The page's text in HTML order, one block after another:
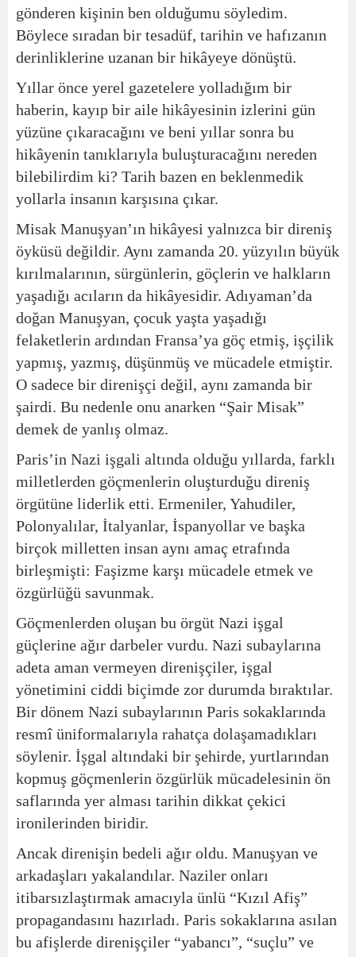
gönderen kişinin ben olduğumu söyledim.
Böylece sıradan bir tesadüf, tarihin ve hafızanın
derinliklerine uzanan bir hikâyeye dönüştü.
Yıllar önce yerel gazetelere yolladığım bir
haberin, kayıp bir aile hikâyesinin izlerini gün
yüzüne çıkaracağını ve beni yıllar sonra bu
hikâyenin tanıklarıyla buluşturacağını nereden
bilebilirdim ki? Tarih bazen en beklenmedik
yollarla insanın karşısına çıkar.
Misak Manuşyan’ın hikâyesi yalnızca bir direniş
öyküsü değildir. Aynı zamanda 20. yüzyılın büyük
kırılmalarının, sürgünlerin, göçlerin ve halkların
yaşadığı acıların da hikâyesidir. Adıyaman’da
doğan Manuşyan, çocuk yaşta yaşadığı
felaketlerin ardından Fransa’ya göç etmiş, işçilik
yapmış, yazmış, düşünmüş ve mücadele etmiştir.
O sadece bir direnişçi değil, aynı zamanda bir
şairdi. Bu nedenle onu anarken “Şair Misak”
demek de yanlış olmaz.
Paris’in Nazi işgali altında olduğu yıllarda, farklı
milletlerden göçmenlerin oluşturduğu direniş
örgütüne liderlik etti. Ermeniler, Yahudiler,
Polonyalılar, İtalyanlar, İspanyollar ve başka
birçok milletten insan aynı amaç etrafında
birleşmişti: Faşizme karşı mücadele etmek ve
özgürlüğü savunmak.
Göçmenlerden oluşan bu örgüt Nazi işgal
güçlerine ağır darbeler vurdu. Nazi subaylarına
adeta aman vermeyen direnişçiler, işgal
yönetimini ciddi biçimde zor durumda bıraktılar.
Bir dönem Nazi subaylarının Paris sokaklarında
resmî üniformalarıyla rahatça dolaşamadıkları
söylenir. İşgal altındaki bir şehirde, yurtlarından
kopmuş göçmenlerin özgürlük mücadelesinin ön
saflarında yer alması tarihin dikkat çekici
ironilerinden biridir.
Ancak direnişin bedeli ağır oldu. Manuşyan ve
arkadaşları yakalandılar. Naziler onları
itibarsızlaştırmak amacıyla ünlü “Kızıl Afiş”
propagandasını hazırladı. Paris sokaklarına asılan
bu afişlerde direnişçiler “yabancı”, “suçlu” ve